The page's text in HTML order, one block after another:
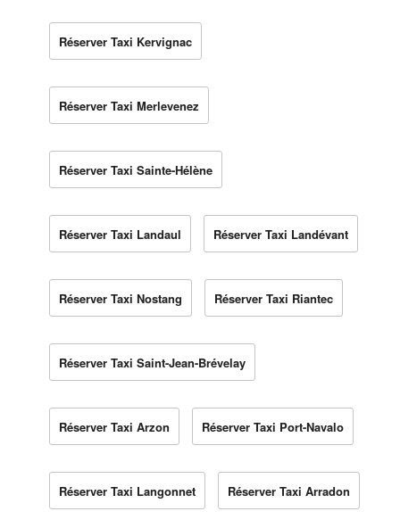
Réserver Taxi Kervignac
Réserver Taxi Merlevenez
Réserver Taxi Sainte-Hélène
Réserver Taxi Landaul Réserver Taxi Landévant
Réserver Taxi Nostang Réserver Taxi Riantec
Réserver Taxi Saint-Jean-Brévelay
Réserver Taxi Arzon Réserver Taxi Port-Navalo
Réserver Taxi Langonnet Réserver Taxi Arradon